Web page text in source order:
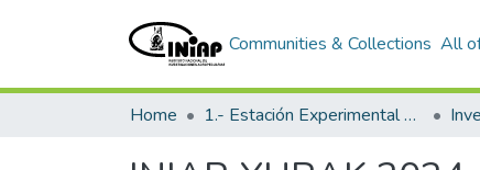
Communities & Collections All
Home 1.- Estación Experimental Santa Catalina